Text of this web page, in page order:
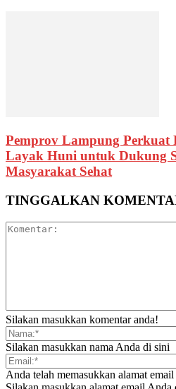
Pemprov Lampung Perkuat
Layak Huni untuk Dukung
Masyarakat Sehat
TINGGALKAN
Silakan masukkan komentar anda!
Silakan masukkan nama Anda di sini
Anda telah memasukkan alamat